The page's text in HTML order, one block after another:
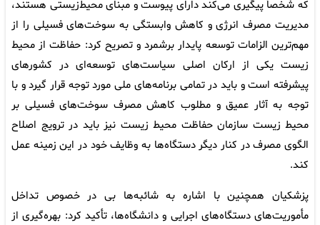
که شخصاً پیگیری می‌کند دارای پیوست و مبنای محیط‌زیستی هستند،
مدیریت مصرف انرژی و کاهش وابستگی به سوخت‌های فسیلی را از
مهم‌ترین الزامات توسعه پایدار برشمرد و تصریح کرد: حفاظت از محیط
زیست یکی از ارکان اصلی سیاست‌های توسعه‌ای در کشورهای
پیشرفته است و باید در تمامی برنامه‌های ملی مورد توجه قرار گیرد و با
توجه به آثار عمیق و مطلوب کاهش مصرف سوخت‌های فسیلی بر
محیط زیست سازمان حفاظت محیط زیست نیز باید در ترویج اصلاح
الگوی مصرف در کنار دیگر دستگاه‌ها به وظایف خود در این زمینه عمل
کند.
پزشکیان همچنین با اشاره به شائبه‌ها بی در خصوص تداخل
مأموریت‌های دستگاه‌های اجرایی و دانشگاه‌ها، تأکید کرد: بهره‌گیری از